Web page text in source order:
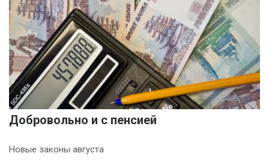
Добровольно и с пенсией
Новые законы августа